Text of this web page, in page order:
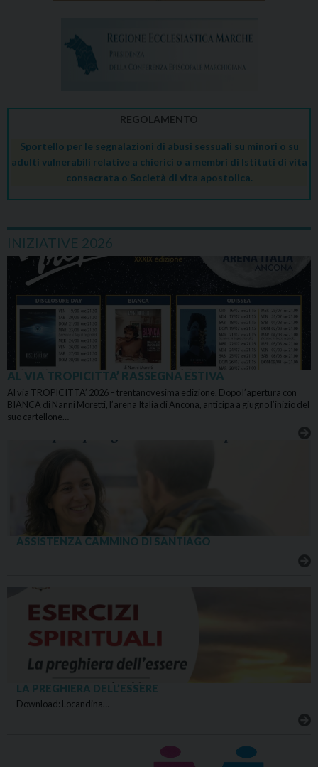
REGOLAMENTO
Sportello per le segnalazioni di abusi sessuali su minori o su
adulti vulnerabili relative a chierici o a membri di Istituti di vita
consacrata o Società di vita apostolica.
INIZIATIVE 2026
AL VIA TROPICITTA’ RASSEGNA ESTIVA
Al via TROPICITTA’ 2026 – trentanovesima edizione. Dopo l’apertura con
BIANCA di Nanni Moretti, l’arena Italia di Ancona, anticipa a giugno l’inizio del
suo cartellone…
ASSISTENZA CAMMINO DI SANTIAGO
LA PREGHIERA DELL’ESSERE
Download: Locandina…